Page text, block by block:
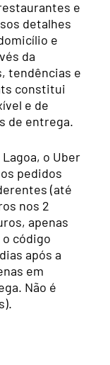
e
detalhes
e
da
tendências e
constitui
e de
de entrega.
o Uber
pedidos
(até
nos 2
apenas
código
após a
em
Não é